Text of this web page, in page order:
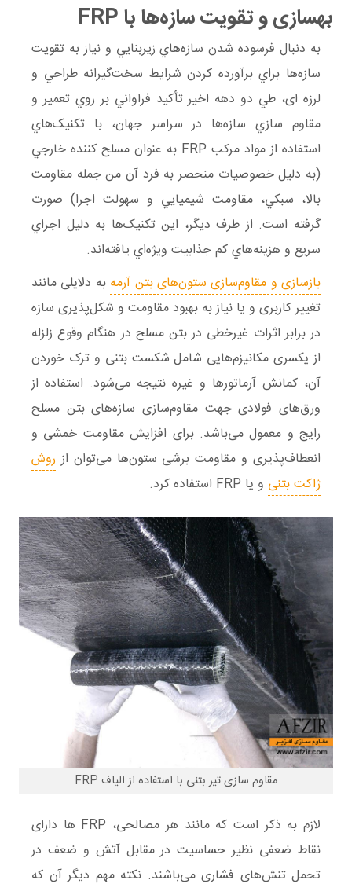
بهسازی و تقویت سازه‌ها با FRP
به دنبال فرسوده شدن سازه‌هاي زير‌بنايي و نياز به تقويت
سازه‌ها براي برآورده کردن شرايط سخت‌گيرانه طراحي و
لرزه ای، طي دو دهه اخير تأکيد فراواني بر روي تعمير و
مقاوم‌ سازي سازه‌ها در سراسر جهان، با تکنيک‌هاي
استفاده از مواد مرکب FRP به عنوان مسلح‌ کننده خارجي
(به دليل خصوصيات منحصر به فرد آن من جمله مقاومت
بالا، سبکي، مقاومت شيميايي و سهولت اجرا) صورت
گرفته است. از طرف ديگر، اين تکنيک‌ها به دليل اجراي
سريع و هزينه‌هاي کم جذابيت ويژه‌اي يافته‌اند.
بازسازی و مقاوم‌سازی ستون‌های بتن آرمه به دلایلی مانند
تغییر کاربری و یا نیاز به بهبود مقاومت و شکل‌پذیری سازه
در برابر اثرات غیرخطی در بتن مسلح در هنگام وقوع زلزله
از یکسری مکانیزم‌هایی شامل شکست بتنی و ترک خوردن
آن، کمانش آرماتورها و غیره نتیجه می‌شود. استفاده از
ورق‌های فولادی جهت مقاوم‌سازی سازه‌های بتن مسلح
رایج و معمول می‌باشد. برای افزایش مقاومت خمشی و
انعطاف‌پذیری و مقاومت برشی ستون‌ها می‌توان از روش
ژاکت بتنی و یا FRP استفاده کرد.
مقاوم سازی تیر بتنی با استفاده از الیاف FRP
لازم به ذکر است که مانند هر مصالحی، FRP ها دارای
نقاط ضعفی نظیر حساسیت در مقابل آتش و ضعف در
تحمل تنش‌های فشاری می‌باشند. نکته مهم دیگر آن که